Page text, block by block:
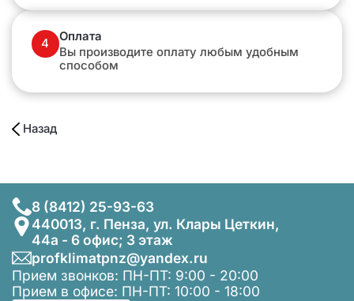
4
Оплата
Вы производите оплату любым удобным
способом
Назад
8 (8412) 25-93-63
440013, г. Пенза, ул. Клары Цеткин,
44а - 6 офис; 3 этаж
profklimatpnz@yandex.ru
Прием звонков: ПН-ПТ: 9:00 - 20:00
Прием в офисе: ПН-ПТ: 10:00 - 18:00